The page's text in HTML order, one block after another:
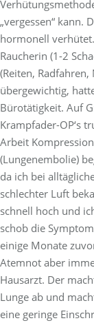
„vergessen“ kann.
hormonell
Raucherin (1-2
(Reiten,
übergewichtig,
Bürotätigkeit. Auf
Krampfader-OP‘s
Arbeit
(Lungenembolie)
da ich bei
schlechter Luft
schnell hoch und
schob die
einige Monate
Atemnot aber
Hausarzt. Der
Lunge ab und
eine geringe